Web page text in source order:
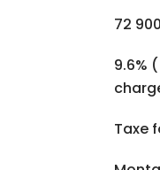
72
9.6%
Taxe